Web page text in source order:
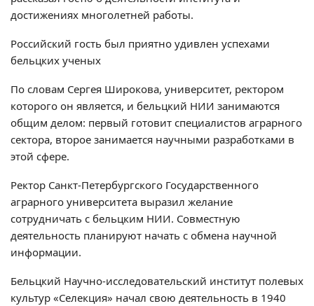
достижениях многолетней работы.
Российский гость был приятно удивлен успехами
бельцких ученых
По словам Сергея Широкова, университет, ректором
которого он является, и бельцкий НИИ занимаются
общим делом: первый готовит специалистов аграрного
сектора, второе занимается научными разработками в
этой сфере.
Ректор Санкт-Петербургского Государственного
аграрного университета выразил желание
сотрудничать с бельцким НИИ. Совместную
деятельность планируют начать с обмена научной
информации.
Бельцкий Научно-исследовательский институт полевых
культур «Селекция» начал свою деятельность в 1940